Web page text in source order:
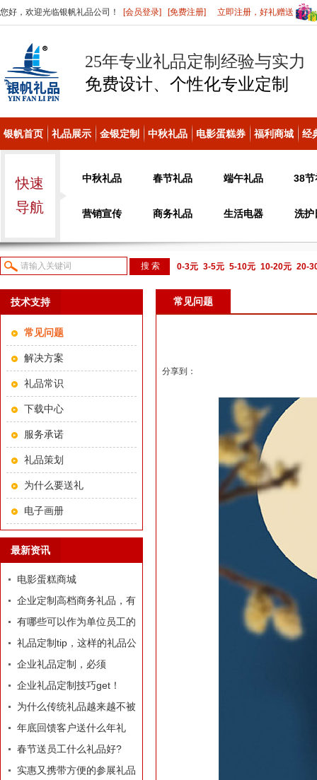
您好，欢迎光临银帆礼品公司！ [会员登录] [免费注册] 立即注册，好礼赠送
25年专业礼品定制经验与实力
免费设计、个性化专业定制
银帆首页 礼品展示 金银定制 中秋礼品 电影蛋糕券 福利商城 经
快速
导航
中秋礼品 春节礼品 端午礼品 38节
营销宣传 商务礼品 生活电器 洗护
0-3元 3-5元 5-10元 10-20元 20-
议或电话咨询
技术支持
常见问题
解决方案
礼品常识
下载中心
服务承诺
礼品策划
为什么要送礼
电子画册
最新资讯
电影蛋糕商城
企业定制高档商务礼品，有
哪些推荐？
有哪些可以作为单位员工的
定制礼品？
礼品定制tip，这样的礼品公
司我才爱！
企业礼品定制，必须
有“里”、有“面”
企业礼品定制技巧get！
为什么传统礼品越来越不被
选择了
年底回馈客户送什么年礼
好?
春节送员工什么礼品好?
实惠又携带方便的参展礼品
常见问题
分享到：